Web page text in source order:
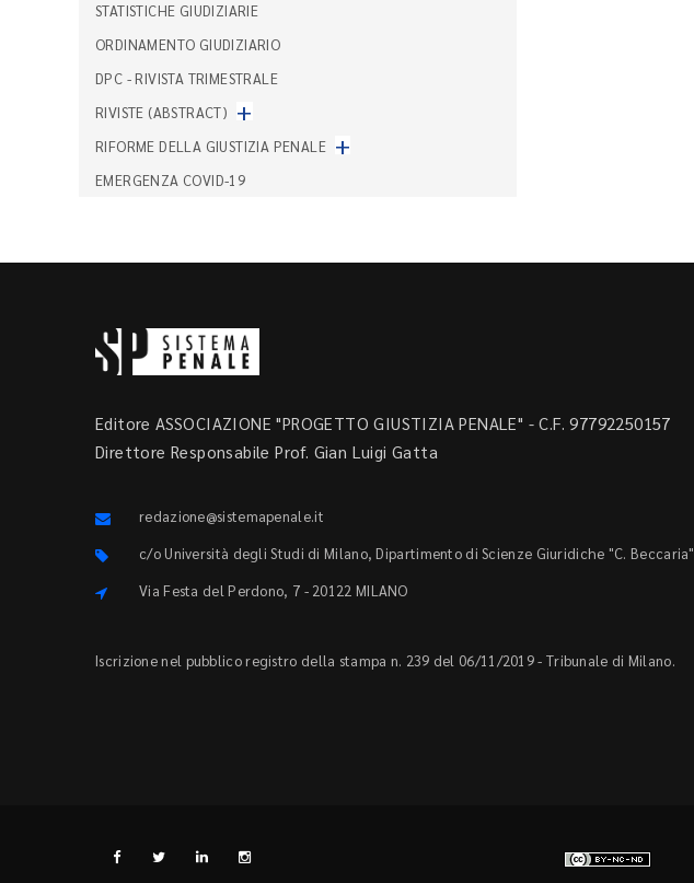
STATISTICHE GIUDIZIARIE
ORDINAMENTO GIUDIZIARIO
DPC - RIVISTA TRIMESTRALE
RIVISTE (ABSTRACT) +
RIFORME DELLA GIUSTIZIA PENALE +
EMERGENZA COVID-19
Editore ASSOCIAZIONE "PROGETTO GIUSTIZIA PENALE" - C.F. 97792250157
Direttore Responsabile Prof. Gian Luigi Gatta
redazione@sistemapenale.it
c/o Università degli Studi di Milano, Dipartimento di Scienze Giuridiche "C. Beccaria"
Via Festa del Perdono, 7 - 20122 MILANO
Iscrizione nel pubblico registro della stampa n. 239 del 06/11/2019 - Tribunale di Milano.